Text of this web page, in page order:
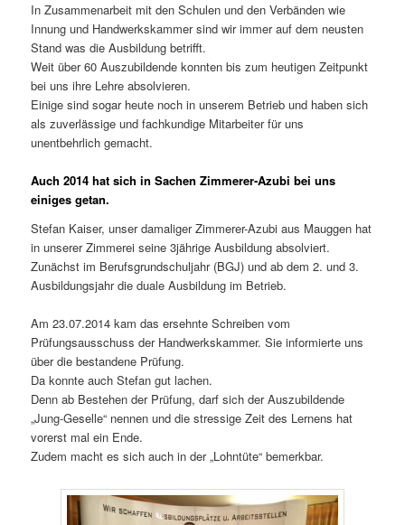
In Zusammenarbeit mit den Schulen und den Verbänden wie
Innung und Handwerkskammer sind wir immer auf dem neusten
Stand was die Ausbildung betrifft.
Weit über 60 Auszubildende konnten bis zum heutigen Zeitpunkt
bei uns ihre Lehre absolvieren.
Einige sind sogar heute noch in unserem Betrieb und haben sich
als zuverlässige und fachkundige Mitarbeiter für uns
unentbehrlich gemacht.
Auch 2014 hat sich in Sachen Zimmerer-Azubi bei uns
einiges getan.
Stefan Kaiser, unser damaliger Zimmerer-Azubi aus Mauggen hat
in unserer Zimmerei seine 3jährige Ausbildung absolviert.
Zunächst im Berufsgrundschuljahr (BGJ) und ab dem 2. und 3.
Ausbildungsjahr die duale Ausbildung im Betrieb.
Am 23.07.2014 kam das ersehnte Schreiben vom
Prüfungsausschuss der Handwerkskammer. Sie informierte uns
über die bestandene Prüfung.
Da konnte auch Stefan gut lachen.
Denn ab Bestehen der Prüfung, darf sich der Auszubildende
„Jung-Geselle“ nennen und die stressige Zeit des Lernens hat
vorerst mal ein Ende.
Zudem macht es sich auch in der „Lohntüte“ bemerkbar.